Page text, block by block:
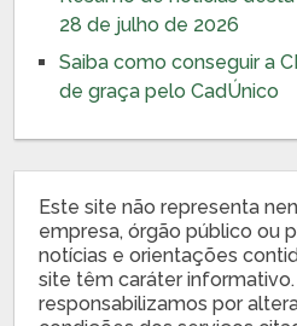
28 de julho de 2026
Saiba como conseguir a
de graça pelo CadÚnico
Este site não representa
empresa, órgão público ou
notícias e orientações
site têm caráter informativo.
responsabilizamos por